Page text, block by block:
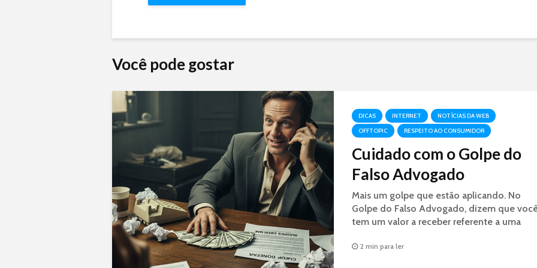
Você pode gostar
DICAS INTERNET
NOTÍCIAS DA WEB
OFFTOPIC
RESPEITO AO CONSUMIDOR
Cuidado com o Golpe do
Falso Advogado
Mais um golpe que estão aplicando. No
Golpe do Falso Advogado, dizem que
tem um valor a receber referente a uma
2 min para ler